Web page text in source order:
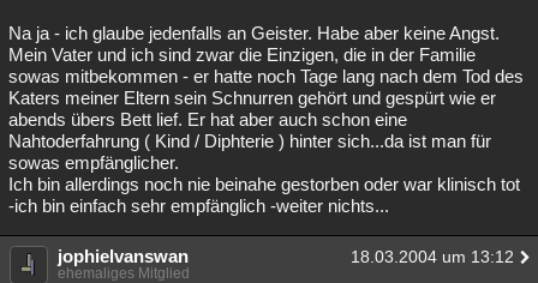
Na ja - ich glaube jedenfalls an Geister. Habe aber keine Angst.
Mein Vater und ich sind zwar die Einzigen, die in der Familie
sowas mitbekommen - er hatte noch Tage lang nach dem Tod des
Katers meiner Eltern sein Schnurren gehört und gespürt wie er
abends übers Bett lief. Er hat aber auch schon eine
Nahtoderfahrung ( Kind / Diphterie ) hinter sich...da ist man für
sowas empfänglicher.
Ich bin allerdings noch nie beinahe gestorben oder war klinisch tot
-ich bin einfach sehr empfänglich -weiter nichts...
jophielvanswan 18.03.2004 um 13:12
ehemaliges Mitglied